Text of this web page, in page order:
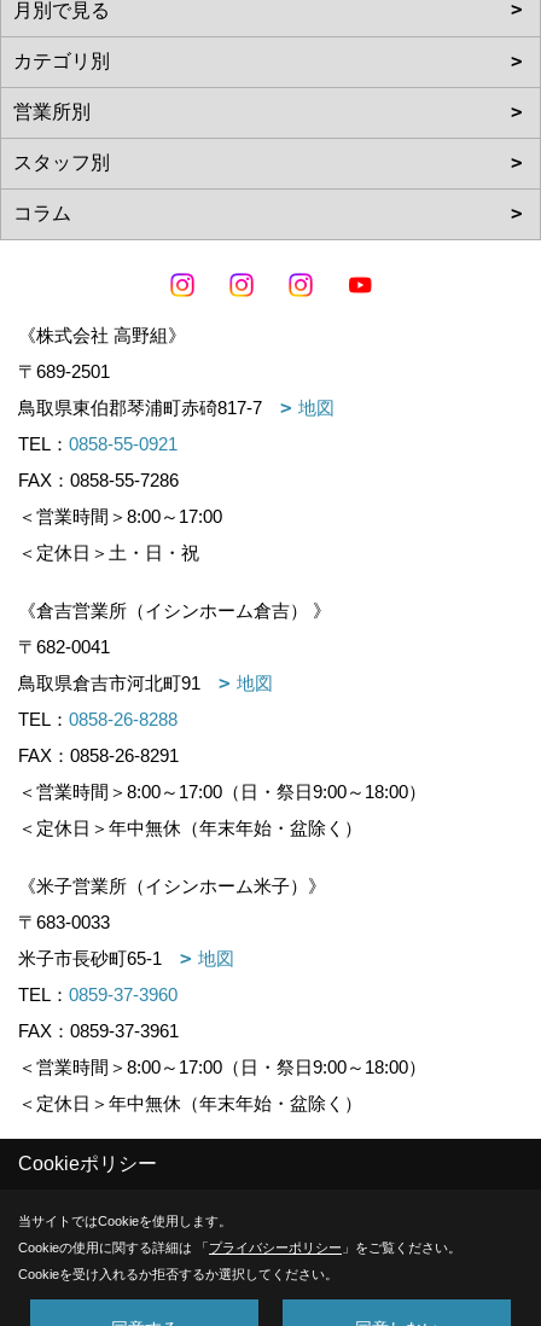
《株式会社 高野組》
〒689-2501
鳥取県東伯郡琴浦町赤碕817-7
地図
TEL： 0858-55-0921
FAX：0858-55-7286
＜営業時間＞8:00～17:00
＜定休日＞土・日・祝
《倉吉営業所（イシンホーム倉吉） 》
〒682-0041
鳥取県倉吉市河北町91
地図
TEL： 0858-26-8288
FAX：0858-26-8291
＜営業時間＞8:00～17:00（日・祭日9:00～18:00）
＜定休日＞年中無休（年末年始・盆除く）
《米子営業所（イシンホーム米子）》
〒683-0033
米子市長砂町65-1
地図
TEL： 0859-37-3960
FAX：0859-37-3961
＜営業時間＞8:00～17:00（日・祭日9:00～18:00）
＜定休日＞年中無休（年末年始・盆除く）
Produced byゴデスクリエイト
Cookieポリシー
当サイトではCookieを使用します。
Cookieの使用に関する詳細は 「プライバシーポリシー 」をご覧ください。
Cookieを受け入れるか拒否するか選択してください。